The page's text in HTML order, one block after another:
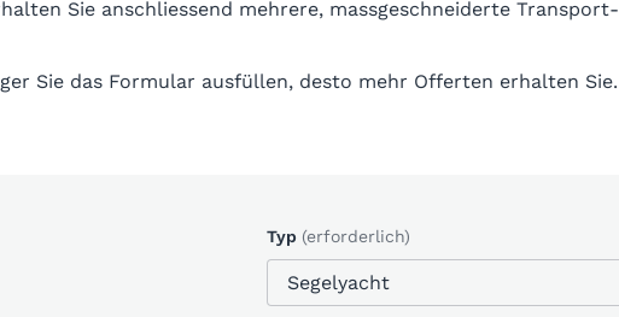
Sie anschliessend mehrere, massgeschneiderte Transport-
Sie das Formular ausfüllen, desto mehr Offerten erhalten Sie.
Typ (erforderlich)